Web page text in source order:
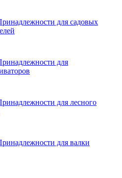
для садовых
для
для лесного
для валки